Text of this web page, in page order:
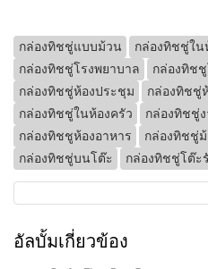
กล่องทิชชู่แบบม้วน กล่องทิชชู่ใน
กล่องทิชชู่โรงพยาบาล
กล่องทิช
กล่องทิชชู่ห้องประชุม
กล่องทิชชู่
กล่องทิชชู่ในห้องครัว
กล่องทิชชู่
กล่องทิชชูห้องอาหาร
กล่องทิชชู่
กล่องทิชชู่บนโต๊ะ
กล่องทิชชู่โต๊ะ
อัลบั้มเกี่ยวข้อง